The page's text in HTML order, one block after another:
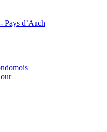
Pays d’Auch